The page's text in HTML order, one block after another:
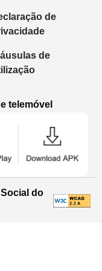
de
de
telemóvel
do